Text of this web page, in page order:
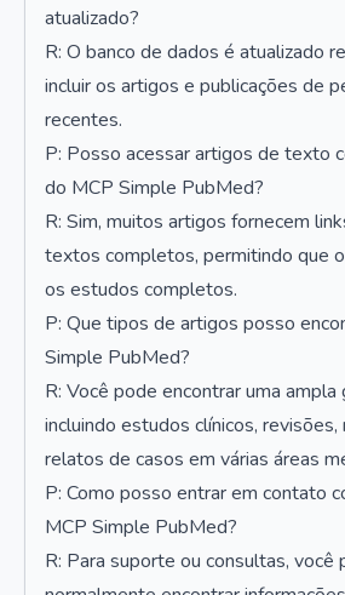
atualizado?
R: O banco de dados é atualizado
incluir os artigos e publicações de
recentes.
P: Posso acessar artigos de texto
do MCP Simple PubMed?
R: Sim, muitos artigos fornecem
textos completos, permitindo que
os estudos completos.
P: Que tipos de artigos posso
Simple PubMed?
R: Você pode encontrar uma ampla
incluindo estudos clínicos,
relatos de casos em várias áreas
P: Como posso entrar em contato
MCP Simple PubMed?
R: Para suporte ou consultas, você